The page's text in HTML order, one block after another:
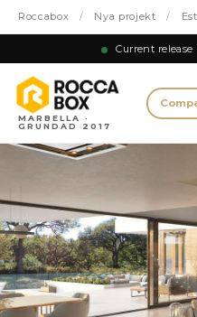
Roccabox / Nya projekt /
Current release
MARBELLA ·
GRUNDAD 2017